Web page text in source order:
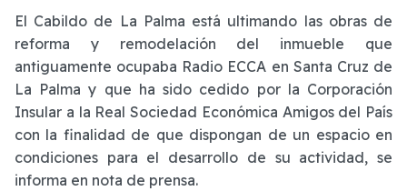
El Cabildo de La Palma está ultimando las obras de
reforma y remodelación del inmueble que
antiguamente ocupaba Radio ECCA en Santa Cruz de
La Palma y que ha sido cedido por la Corporación
Insular a la Real Sociedad Económica Amigos del País
con la finalidad de que dispongan de un espacio en
condiciones para el desarrollo de su actividad, se
informa en nota de prensa.